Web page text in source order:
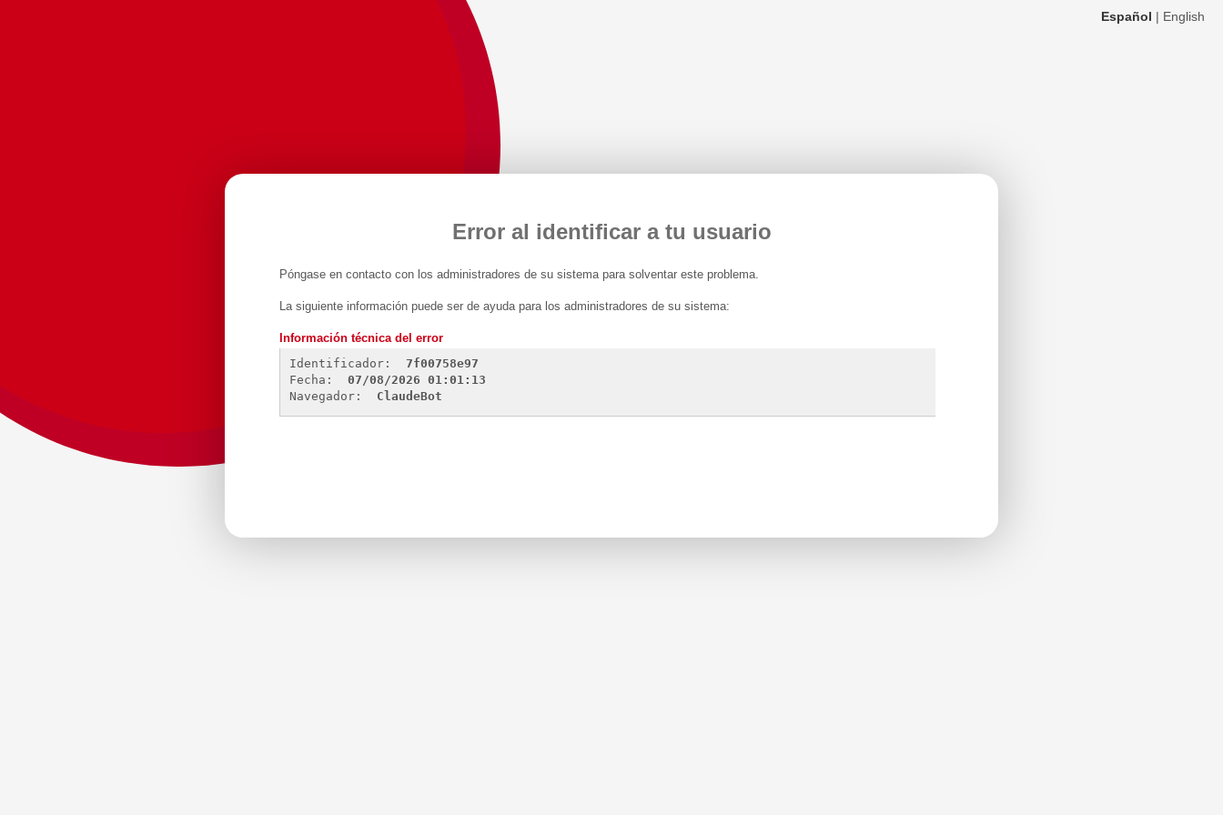
Español | English
Error al identificar a tu usuario
Póngase en contacto con los administradores de su sistema para solventar este problema.
La siguiente información puede ser de ayuda para los administradores de su sistema:
Información técnica del error
Identificador:
7f00758e97
Fecha:
07/08/2026 01:01:13
Navegador:
ClaudeBot